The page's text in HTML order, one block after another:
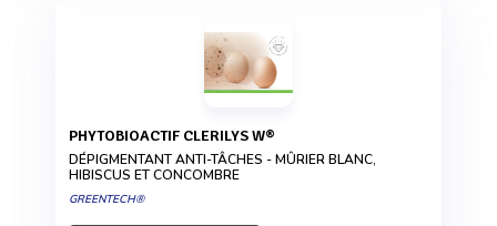
PHYTOBIOACTIF CLERILYS W®
DÉPIGMENTANT ANTI-TÂCHES - MÛRIER BLANC,
HIBISCUS ET CONCOMBRE
GREENTECH®